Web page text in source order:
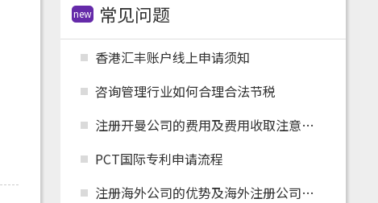
new 常见问题
香港汇丰账户线上申请须知
咨询管理行业如何合理合法节税
注册开曼公司的费用及费用收取注意事项
PCT国际专利申请流程
注册海外公司的优势及海外注册公司怎么在国内